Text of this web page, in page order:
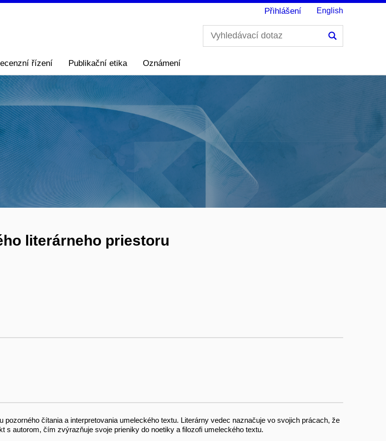
Přihlášení English
řízení Publikační etika Oznámení
literárneho priestoru
čítania a interpretovania umeleckého textu. Literárny vedec naznačuje vo svojich prácach, že
s autorom, čím zvýrazňuje svoje prieniky do noetiky a filozofi umeleckého textu.